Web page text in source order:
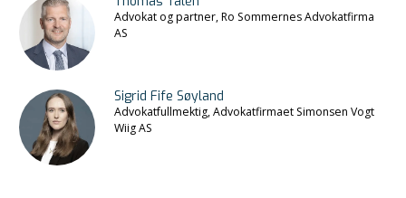
Advokat og partner, Ro Sommernes Advokatfirma
AS
Sigrid Fife Søyland
Advokatfullmektig, Advokatfirmaet Simonsen Vogt
Wiig AS